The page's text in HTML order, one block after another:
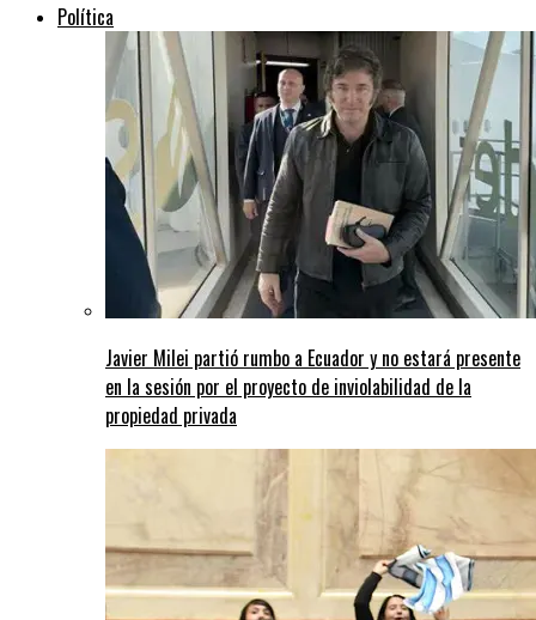
Política
Javier Milei partió rumbo a Ecuador y no estará presente
en la sesión por el proyecto de inviolabilidad de la
propiedad privada